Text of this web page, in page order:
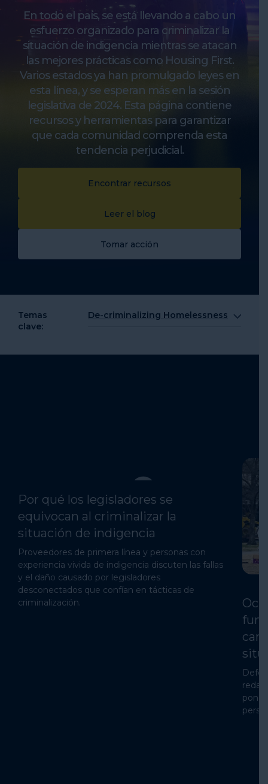
En todo el país, se está llevando a cabo un
esfuerzo organizado para criminalizar la
situación de indigencia mientras se atacan
las mejores prácticas como Housing First.
Varios estados ya han promulgado leyes en
esta línea, y se esperan más en la sesión
legislativa de 2024. Esta página contiene
recursos y herramientas para garantizar
que cada comunidad comprenda esta
tendencia perjudicial.
Encontrar recursos
Leer el blog
Tomar acción
Temas
clave:
De-criminalizing Homelessness
Por qué los legisladores se
equivocan al criminalizar la
situación de indigencia
Proveedores de primera línea y personas con
experiencia vivida de indigencia discuten las fallas
y el daño causado por legisladores
desconectados que confían en tácticas de
criminalización.